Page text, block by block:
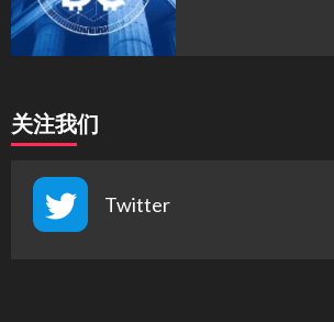
关注我们
Twitter